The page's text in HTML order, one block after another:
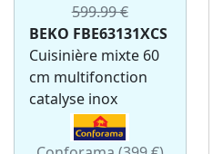
599.99 €
BEKO FBE63131XCS
Cuisinière mixte 60
cm multifonction
catalyse inox